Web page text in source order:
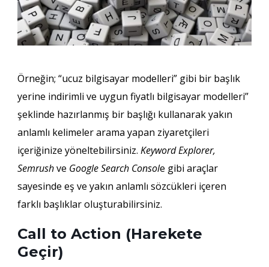
Örneğin; “ucuz bilgisayar modelleri” gibi bir başlık
yerine indirimli ve uygun fiyatlı bilgisayar modelleri”
şeklinde hazırlanmış bir başlığı kullanarak yakın
anlamlı kelimeler arama yapan ziyaretçileri
içeriğinize yöneltebilirsiniz. Keyword Explorer,
Semrushve Google Search Console gibi araçlar
sayesinde eş ve yakın anlamlı sözcükleri içeren
farklı başlıklar oluşturabilirsiniz.
Call to Action (Harekete
Geçir)